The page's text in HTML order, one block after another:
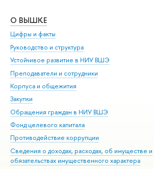
О ВЫШКЕ
Цифры и факты
Руководство и структура
Устойчивое развитие в НИУ ВШЭ
Преподаватели и сотрудники
Корпуса и общежития
Закупки
Обращения граждан в НИУ ВШЭ
Фонд целевого капитала
Противодействие коррупции
Сведения о доходах, расходах, об имуществе и
обязательствах имущественного характера